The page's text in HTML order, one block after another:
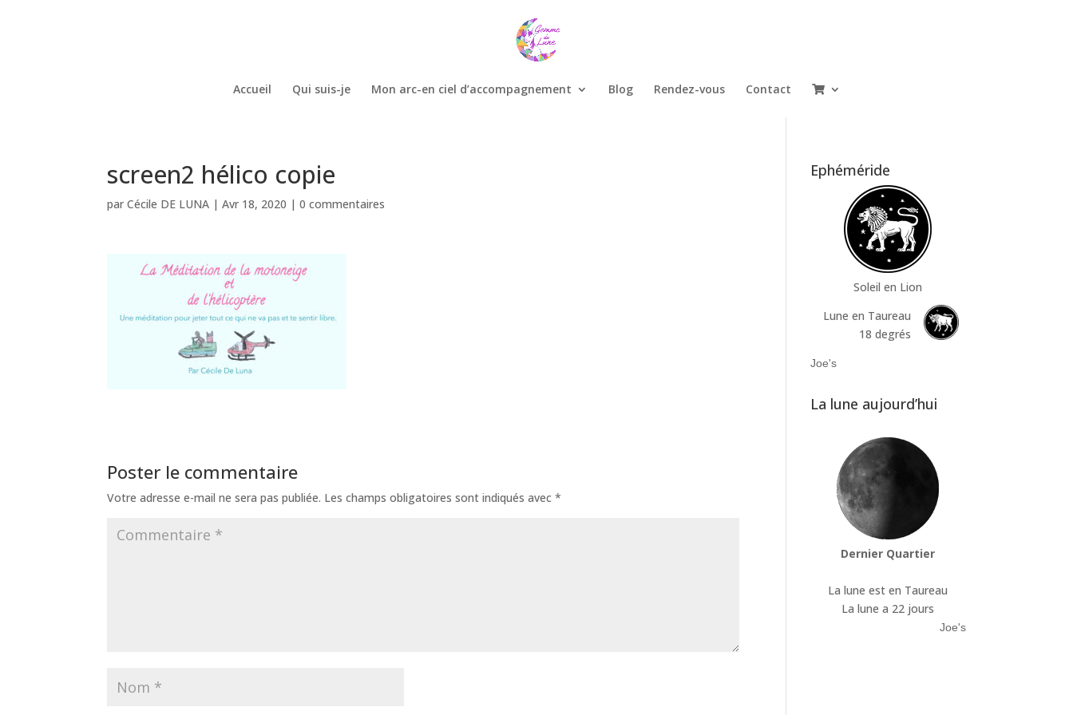
Accueil Qui suis-je Mon arc-en ciel d’accompagnement Blog Rendez-vous Contact
screen2 hélico copie
parCécile DE LUNA |Avr 18, 2020 |0 commentaires
Poster le commentaire
Votre adresse e-mail ne sera pas publiée. Les champs obligatoires sont indiqués avec*
Ephéméride
Soleil en Lion
Lune en Taureau
18 degrés
Joe's
La lune aujourd’hui
Dernier Quartier
La lune est en Taureau
La lune a 22 jours
Joe's